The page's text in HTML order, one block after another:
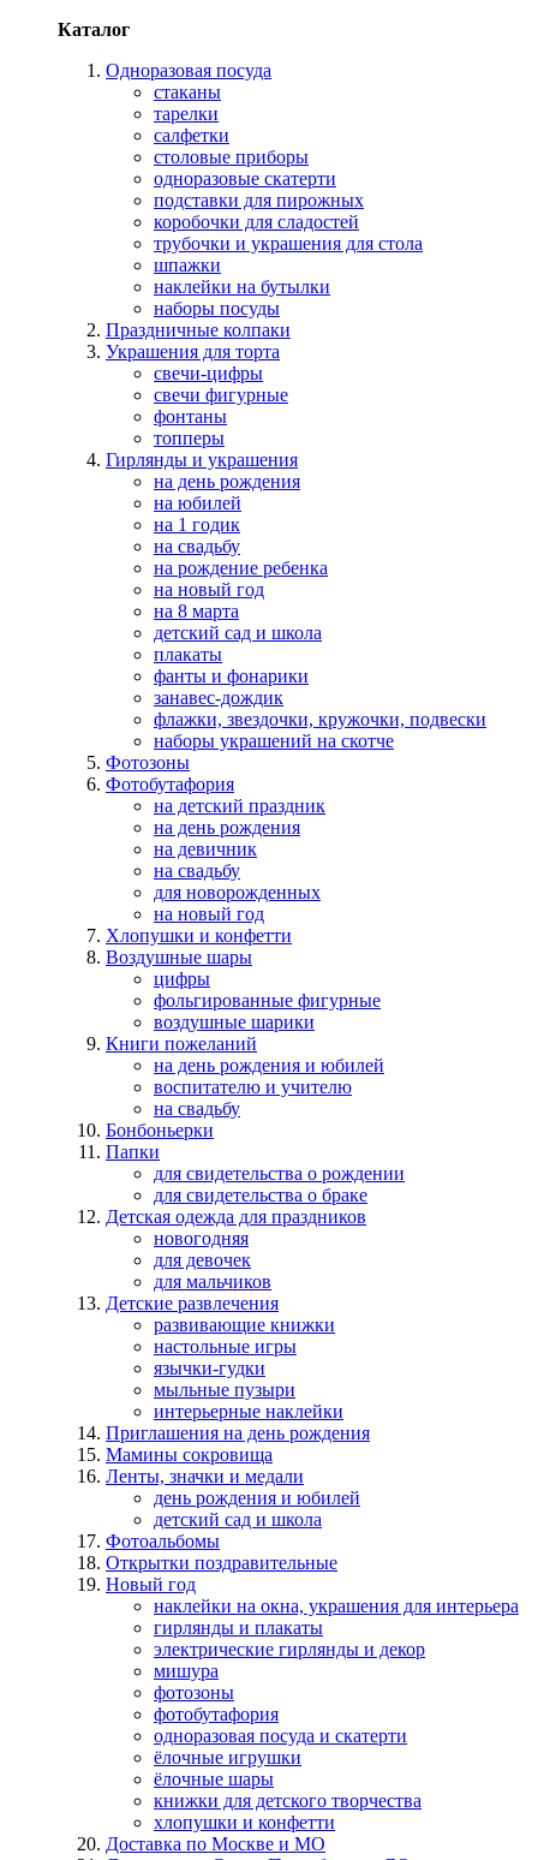
Каталог
Одноразовая посуда
стаканы
тарелки
салфетки
столовые приборы
одноразовые скатерти
подставки для пирожных
коробочки для сладостей
трубочки и украшения для стола
шпажки
наклейки на бутылки
наборы посуды
Праздничные колпаки
Украшения для торта
свечи-цифры
свечи фигурные
фонтаны
топперы
Гирлянды и украшения
на день рождения
на юбилей
на 1 годик
на свадьбу
на рождение ребенка
на новый год
на 8 марта
детский сад и школа
плакаты
фанты и фонарики
занавес-дождик
флажки, звездочки, кружочки, подвески
наборы украшений на скотче
Фотозоны
Фотобутафория
на детский праздник
на день рождения
на девичник
на свадьбу
для новорожденных
на новый год
Хлопушки и конфетти
Воздушные шары
цифры
фольгированные фигурные
воздушные шарики
Книги пожеланий
на день рождения и юбилей
воспитателю и учителю
на свадьбу
Бонбоньерки
Папки
для свидетельства о рождении
для свидетельства о браке
Детская одежда для праздников
новогодняя
для девочек
для мальчиков
Детские развлечения
развивающие книжки
настольные игры
язычки-гудки
мыльные пузыри
интерьерные наклейки
Приглашения на день рождения
Мамины сокровища
Ленты, значки и медали
день рождения и юбилей
детский сад и школа
Фотоальбомы
Открытки поздравительные
Новый год
наклейки на окна, украшения для интерьера
гирлянды и плакаты
электрические гирлянды и декор
мишура
фотозоны
фотобутафория
одноразовая посуда и скатерти
ёлочные игрушки
ёлочные шары
книжки для детского творчества
хлопушки и конфетти
Доставка по Москве и МО